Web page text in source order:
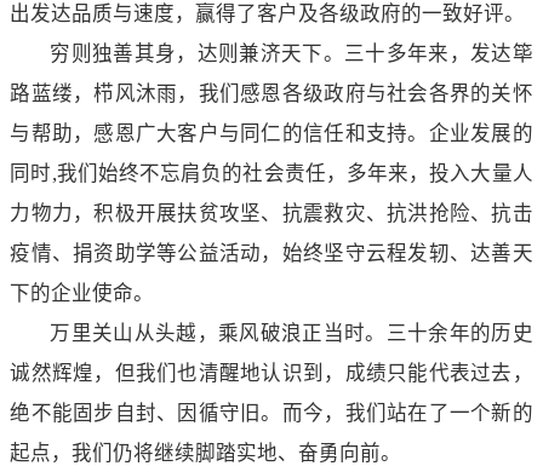
出发达品质与速度，赢得了客户及各级政府的一致好评。
穷则独善其身，达则兼济天下。三十多年来，发达筚
路蓝缕，栉风沐雨，我们感恩各级政府与社会各界的关怀
与帮助，感恩广大客户与同仁的信任和支持。企业发展的
同时,我们始终不忘肩负的社会责任，多年来，投入大量人
力物力，积极开展扶贫攻坚、抗震救灾、抗洪抢险、抗击
疫情、捐资助学等公益活动，始终坚守云程发轫、达善天
下的企业使命。
万里关山从头越，乘风破浪正当时。三十余年的历史
诚然辉煌，但我们也清醒地认识到，成绩只能代表过去，
绝不能固步自封、因循守旧。而今，我们站在了一个新的
起点，我们仍将继续脚踏实地、奋勇向前。